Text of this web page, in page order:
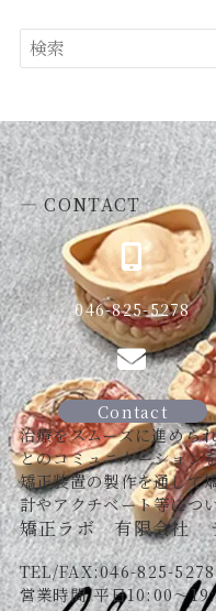
イ
ブ
検
索
― CONTACT
046-825-5278
Contact
治療をスムーズに進めら
とのコミュニケーション
矯正装置の製作を通して
計やアクチベート等につ
矯正ラボ 有限会社
TEL/FAX:046-825-5278
営業時間.平日10:00～